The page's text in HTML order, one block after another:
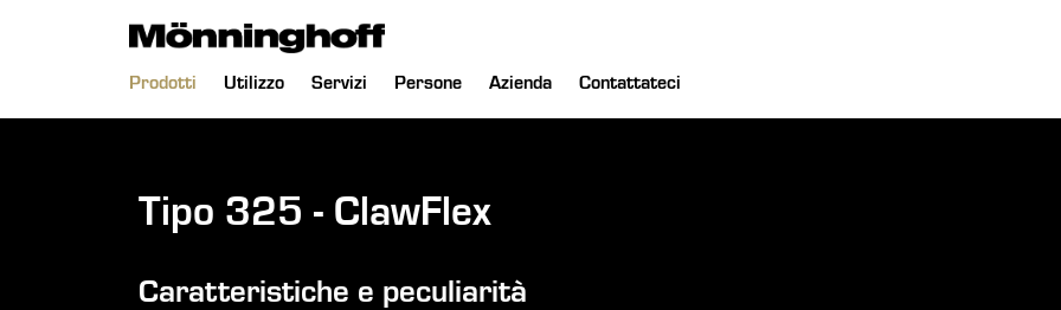
Salta
Prodotti Utilizzo Servizi Persone Azienda Contattateci
Tipo 325 - ClawFlex
Caratteristiche e peculiarità